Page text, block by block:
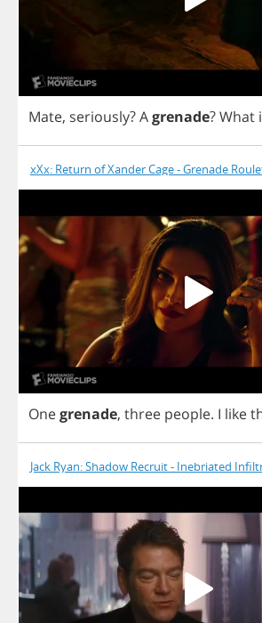
Mate, seriously?Agrenade?What
xXx: Return of Xander Cage - Grenade
Onegrenade, three people. I like
Jack Ryan: Shadow Recruit - Inebriated